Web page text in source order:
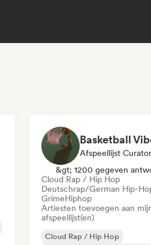
Basketball
Afspeellijst Curator
&gt; 1200 gegeven
Cloud Rap / Hip Hop
Deutschrap/German Hip-
GrimeHiphop
Artiesten toevoegen aan
afspeellijst(en)
Cloud Rap / Hip Hop